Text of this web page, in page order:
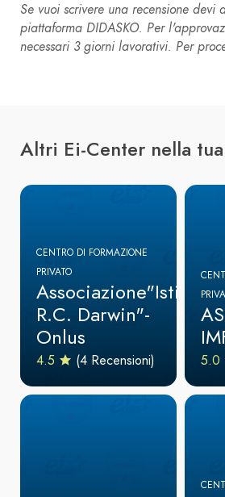
Se vuoi scrivere una recensione devi
piattaforma DIDASKO. Per
necessari 3 giorni lavorativi. Per
Altri Ei-Center nella
CENTRO DI FORMAZIONE
PRIVATO
Associazione"Istituto
R.C. Darwin"-
Onlus
4.5 (4 Recensioni) 5.0